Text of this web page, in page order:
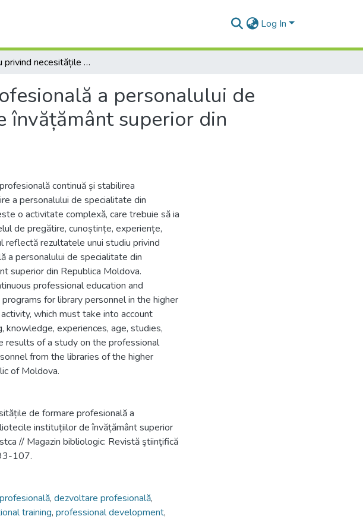
Log In
Studiu privind necesitățile de formare profesională a personalului de specialitate din bibliotecile instituțiilor de învățământ superior din Republica Moldova
a personalului de
superior din
continuă și stabilirea
a personalului de specialitate din
o activitate complexă, care trebuie să ia
de pregătire, cunoștințe, experiențe,
reflectă rezultatele unui studiu privind
a personalului de specialitate din
superior din Republica Moldova.
professional education and
for library personnel in the higher
which must take into account
knowledge, experiences, age, studies,
of a study on the professional
from the libraries of the higher
of Moldova.
de formare profesională a
instituțiilor de învățământ superior
// Magazin bibliologic: Revistă ştiinţifică
107.
, dezvoltare profesională,
training, professional development,